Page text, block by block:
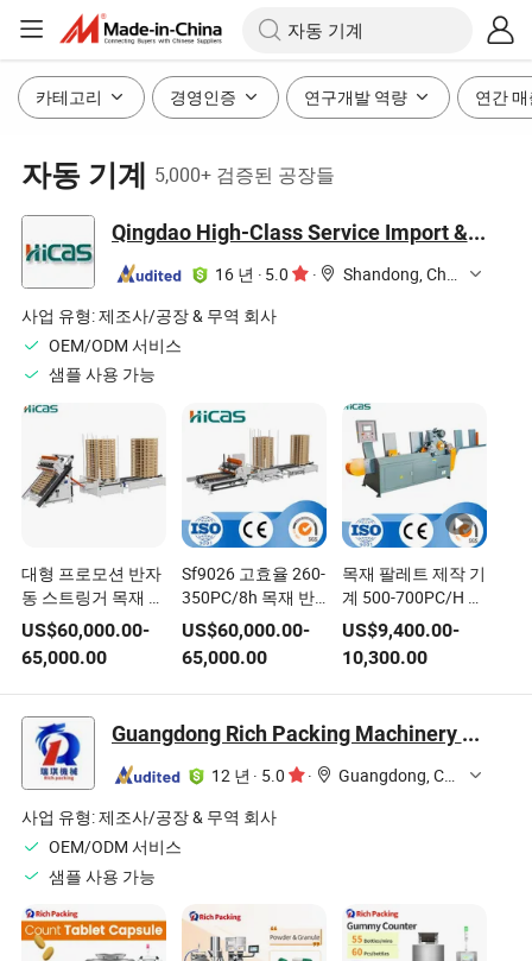
카테고리 경영인증 연구개발 역량 연간
자동 기계 5,000+ 검증된 공장들
Qingdao High-Class Service Import & Export Co., Ltd.
16 년 · 5.0 ·
Shandong, China
사업 유형:제조사/공장 & 무역 회사
OEM/ODM 서비스
샘플 사용 가능
대형 프로모션 반자
동 스트링거 목재 못
박기 기계 1000-
3000 못 코일 목재
팔레트 제작 기계 판
매
US$60,000.00-
65,000.00
Sf9026 고효율 260-
350PC/8h 목재 반
자동 팔레트 못 박기
기계 사이판에서
US$60,000.00-
65,000.00
목재 팔레트 제작 기
계 500-700PC/H 유
압 조절 각도 자동
목재 팔레트 모서리
기계 자동 급지 기능
포함
US$9,400.00-
10,300.00
Guangdong Rich Packing Machinery Co., Ltd.
12 년 · 5.0 ·
Guangdong, China
사업 유형:제조사/공장 & 무역 회사
OEM/ODM 서비스
샘플 사용 가능